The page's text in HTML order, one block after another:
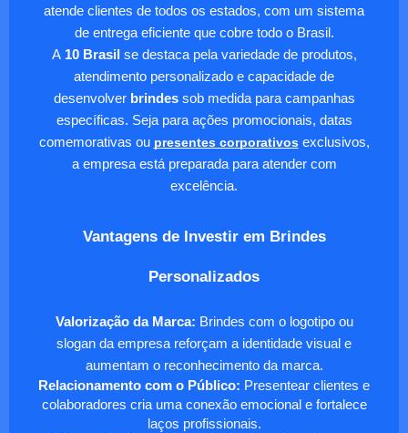
atende clientes de todos os estados, com um sistema
de entrega eficiente que cobre todo o Brasil.
A10 Brasilse destaca pela variedade de produtos,
atendimento personalizado e capacidade de
desenvolver brindessob medida para campanhas
específicas. Seja para ações promocionais, datas
comemorativas ou presentes corporativosexclusivos,
a empresa está preparada para atender com
excelência.
Vantagens de Investir em Brindes
Personalizados
Valorização da Marca: Brindes com o logotipo ou
slogan da empresa reforçam a identidade visual e
aumentam o reconhecimento da marca.
Relacionamento com o Público: Presentear clientes e
colaboradores cria uma conexão emocional e fortalece
laços profissionais.